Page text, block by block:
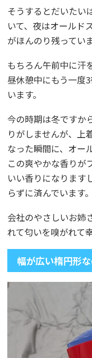
そうするとだいたい
いて、夜はオールド
がほんのり残っていま
もちろん午前中に汗
昼休憩中にもう一度
います。
今の時期は冬ですか
りがしませんが、上
なった瞬間に、オー
この爽やかな香りが
いい香りになります
らずに済んでいます。
会社のやさしいお姉
れて匂いを嗅がれて
幅が広い楕円形